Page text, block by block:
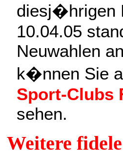
diesj�hrigen
10.04.05
Neuwahlen
k�nnen Sie
Sport-Clubs
sehen.
Weitere